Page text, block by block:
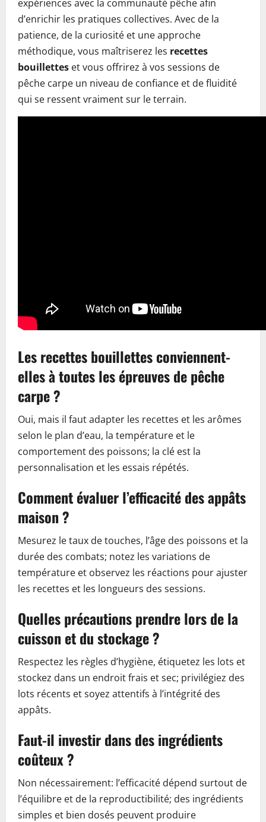
expériences avec la communauté pêche afin
d’enrichir les pratiques collectives. Avec de la
patience, de la curiosité et une approche
méthodique, vous maîtriserez les recettes
bouillettes et vous offrirez à vos sessions de
pêche carpe un niveau de confiance et de fluidité
qui se ressent vraiment sur le terrain.
Les recettes bouillettes conviennent-
elles à toutes les épreuves de pêche
carpe ?
Oui, mais il faut adapter les recettes et les arômes
selon le plan d’eau, la température et le
comportement des poissons; la clé est la
personnalisation et les essais répétés.
Comment évaluer l’efficacité des appâts
maison ?
Mesurez le taux de touches, l’âge des poissons et la
durée des combats; notez les variations de
température et observez les réactions pour ajuster
les recettes et les longueurs des sessions.
Quelles précautions prendre lors de la
cuisson et du stockage ?
Respectez les règles d’hygiène, étiquetez les lots et
stockez dans un endroit frais et sec; privilégiez des
lots récents et soyez attentifs à l’intégrité des
appâts.
Faut-il investir dans des ingrédients
coûteux ?
Non nécessairement: l’efficacité dépend surtout de
l’équilibre et de la reproductibilité; des ingrédients
simples et bien dosés peuvent produire